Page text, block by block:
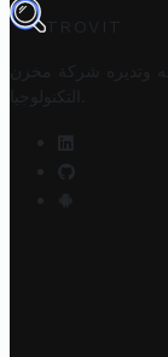
TROVIT
وتديره
شركة مخزن
التكنولوجيا